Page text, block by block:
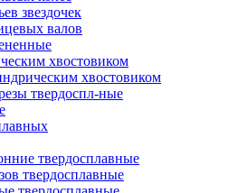
звездочек
валов
хвостовиком
хвостовиком
твердоспл-ные
твердосплавные
твердосплавные